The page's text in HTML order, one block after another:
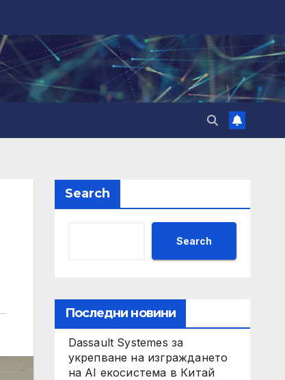
Search
Search
Последни новини
Dassault Systemes за
укрепване на изграждането
на AI екосистема в Китай